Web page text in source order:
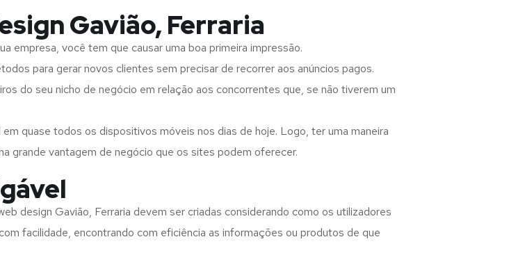
Gavião, Ferraria
empresa, você tem que causar uma boa primeira impressão.
para gerar novos clientes sem precisar de recorrer aos anúncios pagos.
do seu nicho de negócio em relação aos concorrentes que, se não tiverem um
quase todos os dispositivos móveis nos dias de hoje. Logo, ter uma maneira
grande vantagem de negócio que os sites podem oferecer.
design Gavião, Ferraria devem ser criadas considerando como os utilizadores
facilidade, encontrando com eficiência as informações ou produtos de que